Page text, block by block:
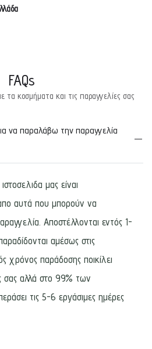
FAQs
τα κοσμήματα και τις παραγγελίες σας
να παραλάβω την παραγγελία
μας είναι
αυτά που μπορούν να
Αποστέλλονται εντός 1-
αμέσως στις
χρόνος παράδοσης ποικίλει
σας αλλά στο 99% των
τις 5-6 εργάσιμες ημέρες